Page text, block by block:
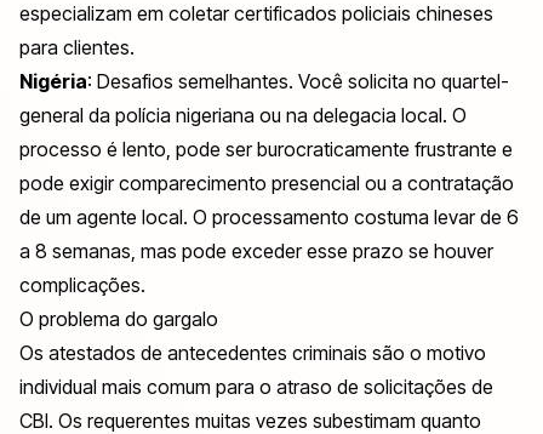
especializam em coletar certificados policiais chineses
para clientes.
Nigéria: Desafios semelhantes. Você solicita no quartel-
general da polícia nigeriana ou na delegacia local. O
processo é lento, pode ser burocraticamente frustrante e
pode exigir comparecimento presencial ou a contratação
de um agente local. O processamento costuma levar de 6
a 8 semanas, mas pode exceder esse prazo se houver
complicações.
O problema do gargalo
Os atestados de antecedentes criminais são o motivo
individual mais comum para o atraso de solicitações de
CBI. Os requerentes muitas vezes subestimam quanto